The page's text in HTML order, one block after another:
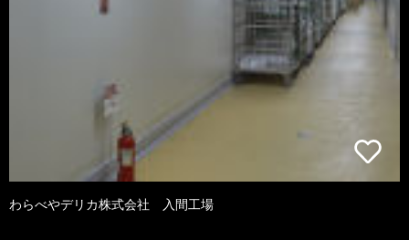
わらべやデリカ株式会社 入間工場